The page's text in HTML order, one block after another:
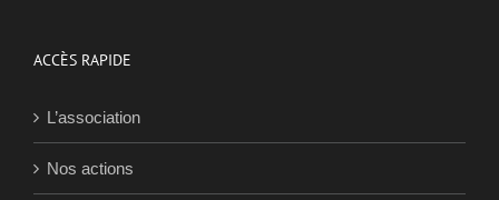
ACCÈS RAPIDE
L’association
Nos actions